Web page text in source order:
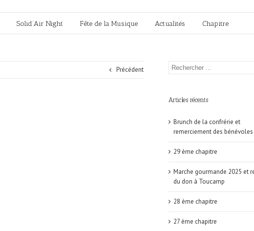
Solid’Air Night Fête de la Musique Actualités Chapitre
Précédent
Articles récents
Brunch de la confrérie et
remerciement des bénévoles
29 ème chapitre
Marche gourmande 2025 et
du don à Toucamp
28 ème chapitre
27 ème chapitre